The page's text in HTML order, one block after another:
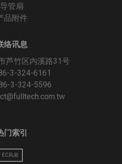
导管扇
品附件
络讯息
芦竹区内溪路31号
3-324-6161
3-324-5596
门索引
EC风扇